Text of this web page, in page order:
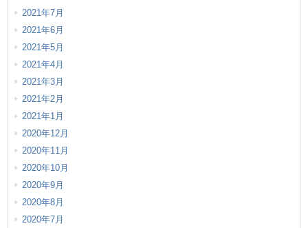
2021年7月
2021年6月
2021年5月
2021年4月
2021年3月
2021年2月
2021年1月
2020年12月
2020年11月
2020年10月
2020年9月
2020年8月
2020年7月